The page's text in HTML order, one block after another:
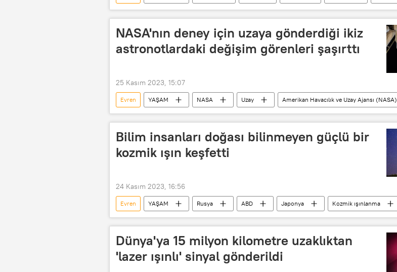
hidrojen
Siyanür
NASA'nın deney için uzaya gönderdiği ikiz
astronotlardaki değişim görenleri şaşırttı
25 Kasım 2023, 15:07
Evren YAŞAM NASA Uzay
Amerikan Havacılık ve Uzay Ajansı (NASA)
ikiz
Mars
Bilim insanları doğası bilinmeyen güçlü bir
kozmik ışın keşfetti
24 Kasım 2023, 16:56
Evren YAŞAM Rusya ABD Japonya
Kozmik ışınlanma
Uzay
Araştırma Bilim Rus bilim insanları
Dünya'ya 15 milyon kilometre uzaklıktan
'lazer ışınlı' sinyal gönderildi